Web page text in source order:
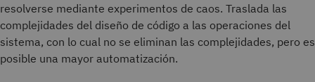
resolverse mediante experimentos de caos. Traslada las
complejidades del diseño de código a las operaciones del
sistema, con lo cual no se eliminan las complejidades, pero es
posible una mayor automatización.